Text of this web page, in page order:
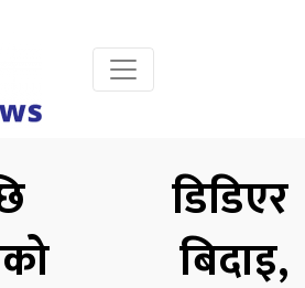
डिडिएर
बिदाइ,